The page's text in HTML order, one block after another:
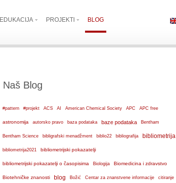
EDUKACIJA PROJEKTI BLOG
Naš Blog
#pattern #projekt ACS AI American Chemical Society APC APC free
astronomija autorsko pravo baza podataka baze podataka Bentham
Bentham Science bibligrafski menadžment biblio22 bibliografija bibliometrija
bibliometrija2021 bibliometrijski pokazatelji
bibliometrijski pokazatelji o časopisima Biologija Biomedicina i zdravstvo
Biotehničke znanosti blog Božić Centar za znanstvene informacije citiranje